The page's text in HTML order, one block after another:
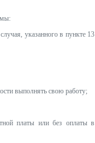
указанного в пункте 13
выполнять свою работу;
платы или без оплаты в